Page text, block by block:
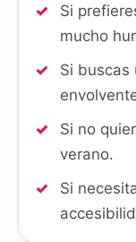
Si
mucho
Si buscas
Si no
verano.
Si